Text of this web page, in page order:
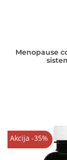
Menopause
Akcija -35%